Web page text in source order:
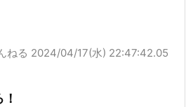
ねる 2024/04/17(水) 22:47:42.05